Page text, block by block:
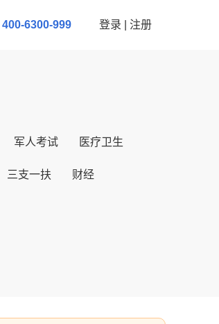
400-6300-999 登录 注册
军人考试 医疗卫生
三支一扶 财经